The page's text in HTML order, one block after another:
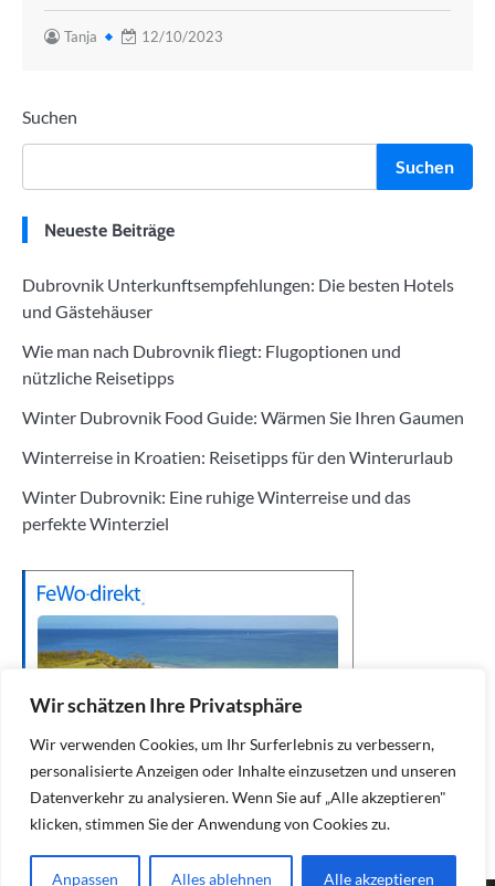
Wir schätzen Ihre Privatsphäre
Wir verwenden Cookies, um Ihr Surferlebnis zu verbessern,
personalisierte Anzeigen oder Inhalte einzusetzen und unseren
Datenverkehr zu analysieren. Wenn Sie auf „Alle akzeptieren"
klicken, stimmen Sie der Anwendung von Cookies zu.
Anpassen Alles ablehnen Alle akzeptieren
Tanja 12/10/2023
Suchen
Suchen
Neueste Beiträge
Dubrovnik Unterkunftsempfehlungen: Die besten Hotels
und Gästehäuser
Wie man nach Dubrovnik fliegt: Flugoptionen und
nützliche Reisetipps
Winter Dubrovnik Food Guide: Wärmen Sie Ihren Gaumen
Winterreise in Kroatien: Reisetipps für den Winterurlaub
Winter Dubrovnik: Eine ruhige Winterreise und das
perfekte Winterziel